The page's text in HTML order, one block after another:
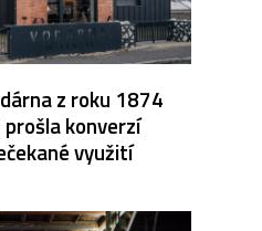
z roku 1874
konverzí
využití